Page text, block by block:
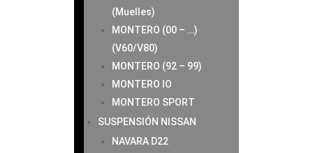
(Muelles)
MONTERO (00 – …)
(V60/V80)
MONTERO (92 – 99)
MONTERO IO
MONTERO SPORT
SUSPENSIÓN NISSAN
NAVARA D22